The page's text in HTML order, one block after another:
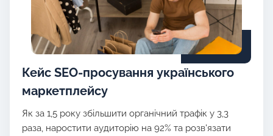
Кейс SEO-просування українського
маркетплейсу
Як за 1,5 року збільшити органічний трафік у 3,3
раза, наростити аудиторію на 92% та розв'язати